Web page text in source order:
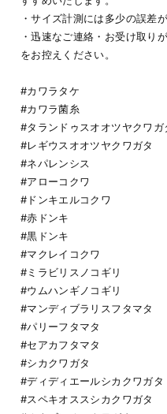
・サイズ計測には多少の誤差
・迅速なご連絡・お受け取り
をお控えください。
#カワラタケ
#カワラ菌糸
#タランドゥスオオツヤクワガ
#レギウスオオツヤクワガタ
#ネパレンシス
#アローコクワ
#ドンキエルコクワ
#赤ドンキ
#黒ドンキ
#マクレイコクワ
#ミラビリスノコギリ
#ウムハンギノコギリ
#マンディブラリスフタマタ
#パリーフタマタ
#セアカフタマタ
#シカクワガタ
#ディディエールシカクワガタ
#スペキオススシカクワガタ